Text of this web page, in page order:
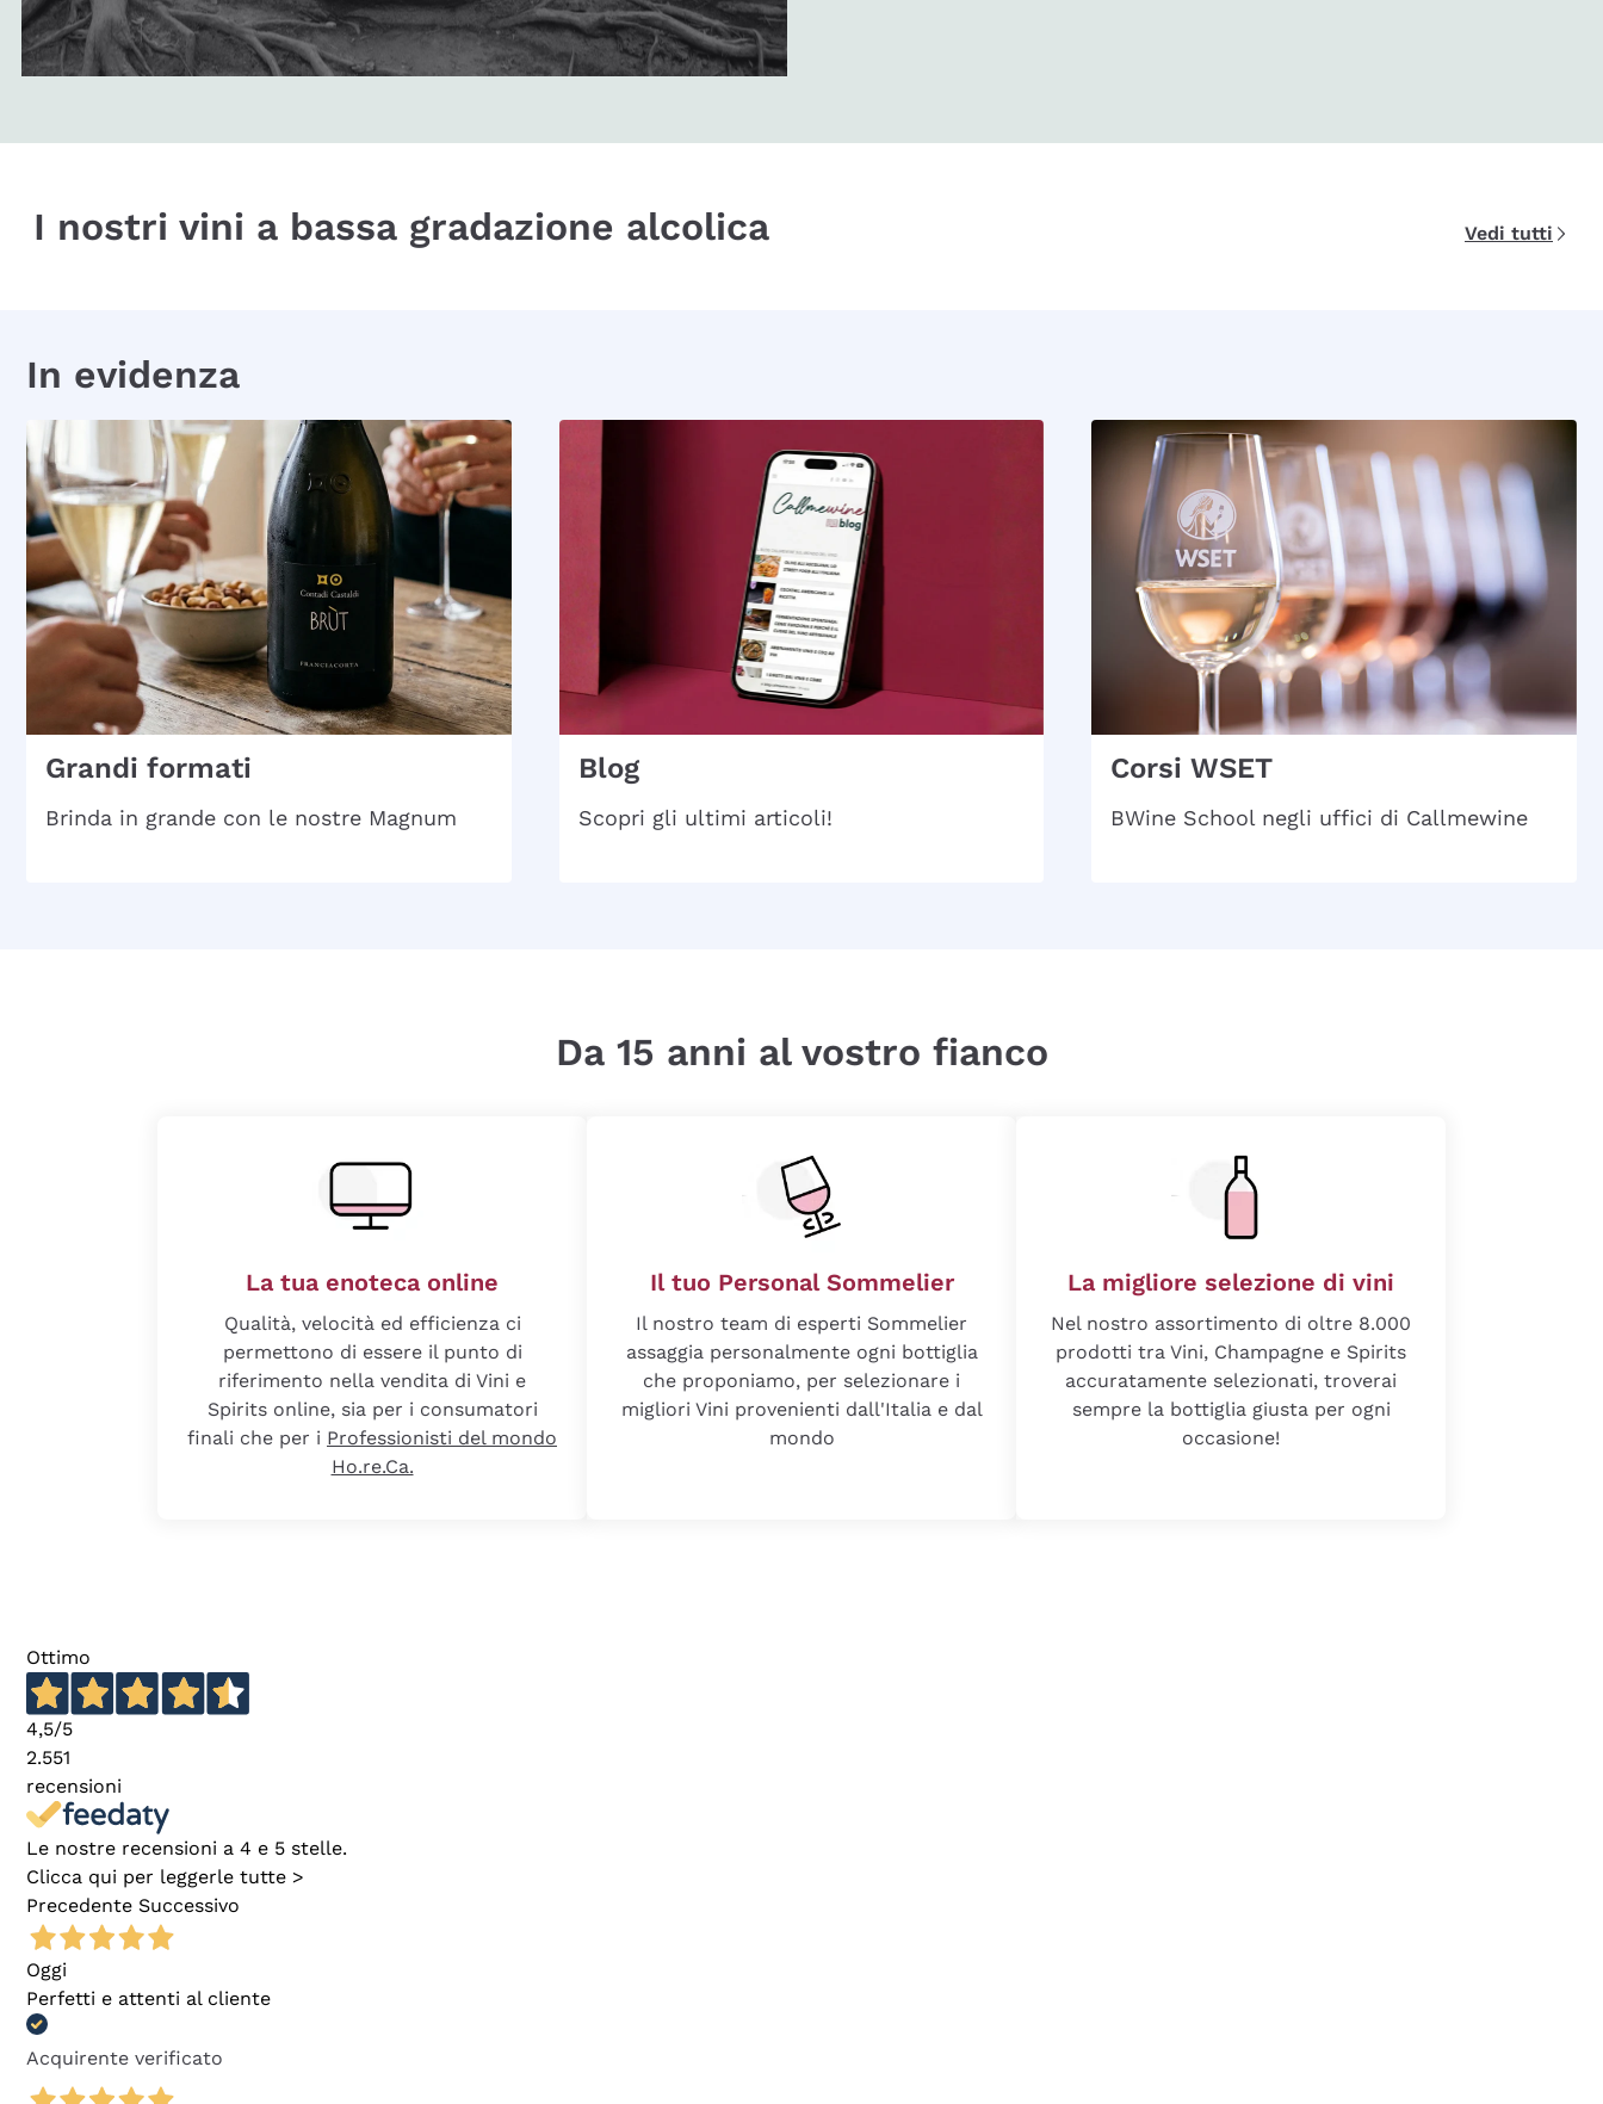
I nostri vini a bassa gradazione alcolica Vedi tutti
In evidenza
Grandi formati
Brinda in grande con le nostre Magnum
Blog
Scopri gli ultimi articoli!
Corsi WSET
BWine School negli uffici di Callmewine
Da 15 anni al vostro fianco
La tua enoteca online
Qualità, velocità ed efficienza ci
permettono di essere il punto di
riferimento nella vendita di Vini e
Spirits online, sia per i consumatori
finali che per i Professionisti del mondo
Ho.re.Ca.
Il tuo Personal Sommelier
Il nostro team di esperti Sommelier
assaggia personalmente ogni bottiglia
che proponiamo, per selezionare i
migliori Vini provenienti dall'Italia e dal
mondo
La migliore selezione di vini
Nel nostro assortimento di oltre 8.000
prodotti tra Vini, Champagne e Spirits
accuratamente selezionati, troverai
sempre la bottiglia giusta per ogni
occasione!
Ottimo
4,5/5
2.551
recensioni
Le nostre recensioni a 4 e 5 stelle.
Clicca qui per leggerle tutte >
Precedente Successivo
Oggi
Perfetti e attenti al cliente
Acquirente verificato